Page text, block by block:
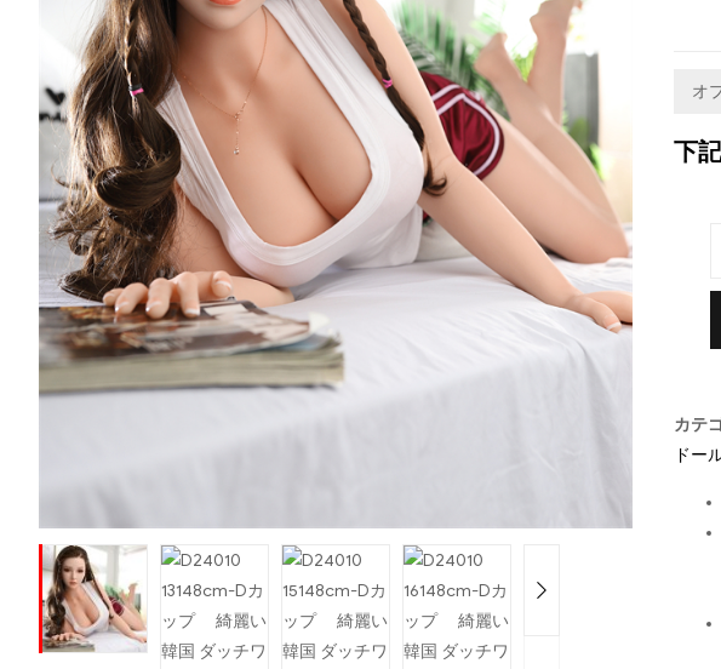
オ
下
カテ
ドー